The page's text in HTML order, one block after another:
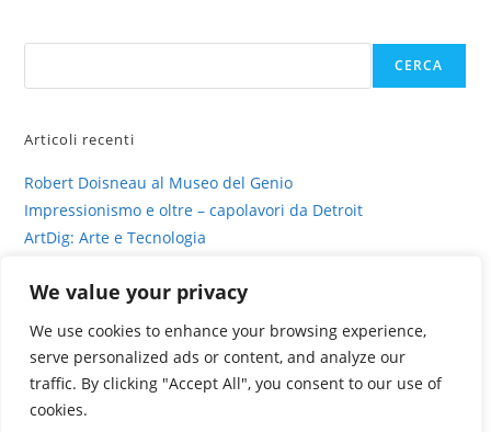
We value your privacy
We use cookies to enhance your browsing experience,
serve personalized ads or content, and analyze our
traffic. By clicking "Accept All", you consent to our use of
cookies.
CERCA
Articoli recenti
Robert Doisneau al Museo del Genio
Impressionismo e oltre – capolavori da Detroit
ArtDig: Arte e Tecnologia
La fotografia viva di Valentina Murabito